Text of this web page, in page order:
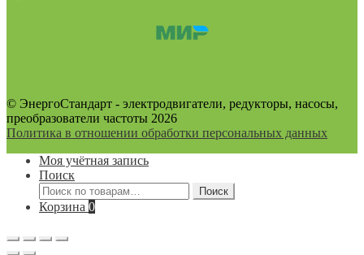
© ЭнергоСтандарт - электродвигатели, редукторы, насосы,
преобразователи частоты 2026
Политика в отношении обработки персональных данных
Моя учётная запись
Поиск
Искать:
Поиск
Корзина 0